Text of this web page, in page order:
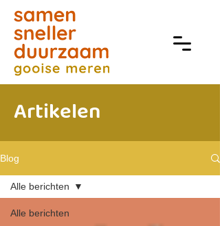
Artikelen
Blog
Alle berichten
Alle berichten